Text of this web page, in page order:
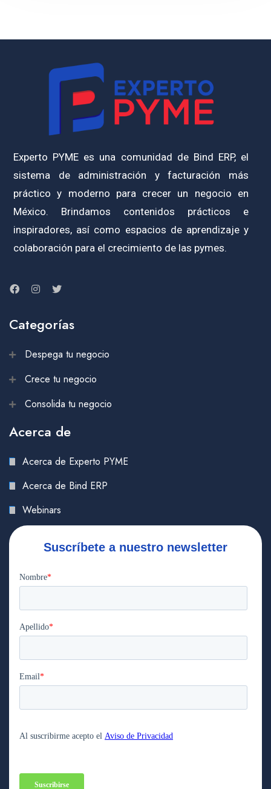
Experto PYME es una comunidad de Bind ERP, el
sistema de administración y facturación más
práctico y moderno para crecer un negocio en
México. Brindamos contenidos prácticos e
inspiradores, así como espacios de aprendizaje y
colaboración para el crecimiento de las pymes.
Categorías
Despega tu negocio
Crece tu negocio
Consolida tu negocio
Acerca de
Acerca de Experto PYME
Acerca de Bind ERP
Webinars
Suscríbete a nuestro newsletter